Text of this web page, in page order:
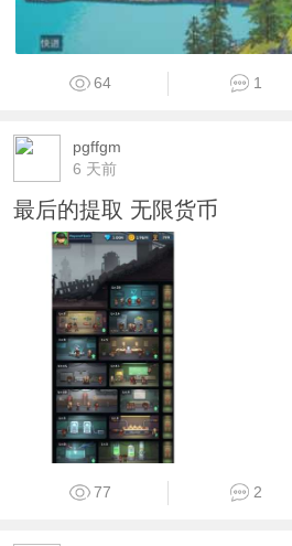
64 1
pgffgm
6 天前
最后的提取 无限货币
77 2